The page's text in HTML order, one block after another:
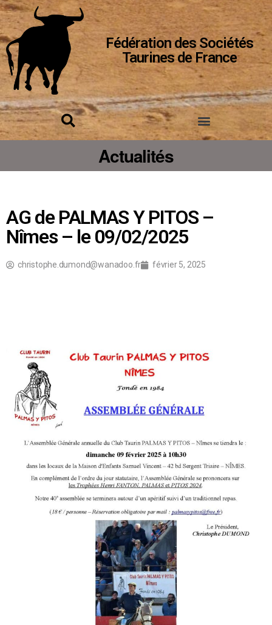
Fédération des Sociétés
Taurines de France
Actualités
AG de PALMAS Y PITOS –
Nîmes – le 09/02/2025
christophe.dumond@wanadoo.fr février 5, 2025